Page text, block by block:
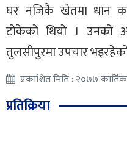
घर नजिकै खेतमा धान
टोकेको थियो । उनको
तुलसीपुरमा उपचार
प्रकाशित मिति : २०७७
प्रतिक्रिया